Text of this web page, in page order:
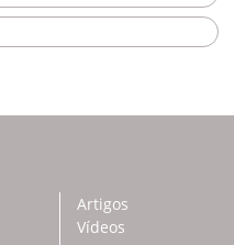
Artigos
Vídeos